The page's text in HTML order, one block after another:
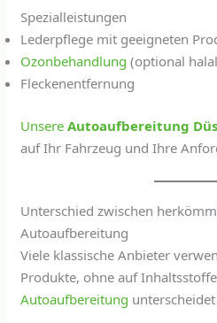
Spezialleistungen
Lederpflege mit geeigneten
Ozonbehandlung (optional
Fleckenentfernung
Unsere Autoaufbereitung
auf Ihr Fahrzeug und Ihre
Unterschied zwischen
Autoaufbereitung
Viele klassische Anbieter
Produkte, ohne auf
Autoaufbereitung